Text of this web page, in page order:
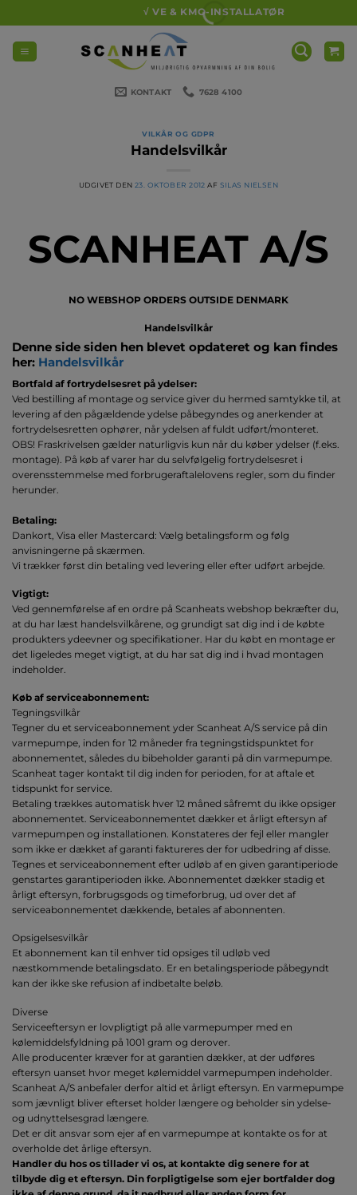
√ VE & KMO-INSTALLATØR
KONTAKT 7628 4100
VILKÅR OG GDPR
Handelsvilkår
UDGIVET DEN 23. OKTOBER 2012 AF SILAS NIELSEN
SCANHEAT A/S
NO WEBSHOP ORDERS OUTSIDE DENMARK
Handelsvilkår
Denne side siden hen blevet opdateret og kan findes
her: Handelsvilkår
Bortfald af fortrydelsesret på ydelser:
Ved bestilling af montage og service giver du hermed samtykke til, at
levering af den pågældende ydelse påbegyndes og anerkender at
fortrydelsesretten ophører, når ydelsen af fuldt udført/monteret.
OBS! Fraskrivelsen gælder naturligvis kun når du køber ydelser (f.eks.
montage). På køb af varer har du selvfølgelig fortrydelsesret i
overensstemmelse med forbrugeraftalelovens regler, som du finder
herunder.
Betaling:
Dankort, Visa eller Mastercard: Vælg betalingsform og følg
anvisningerne på skærmen.
Vi trækker først din betaling ved levering eller efter udført arbejde.
Vigtigt:
Ved gennemførelse af en ordre på Scanheats webshop bekræfter du,
at du har læst handelsvilkårene, og grundigt sat dig ind i de købte
produkters ydeevner og specifikationer. Har du købt en montage er
det ligeledes meget vigtigt, at du har sat dig ind i hvad montagen
indeholder.
Køb af serviceabonnement:
Tegningsvilkår
Tegner du et serviceabonnement yder Scanheat A/S service på din
varmepumpe, inden for 12 måneder fra tegningstidspunktet for
abonnementet, således du bibeholder garanti på din varmepumpe.
Scanheat tager kontakt til dig inden for perioden, for at aftale et
tidspunkt for service.
Betaling trækkes automatisk hver 12 måned såfremt du ikke opsiger
abonnementet. Serviceabonnementet dækker et årligt eftersyn af
varmepumpen og installationen. Konstateres der fejl eller mangler
som ikke er dækket af garanti faktureres der for udbedring af disse.
Tegnes et serviceabonnement efter udløb af en given garantiperiode
genstartes garantiperioden ikke. Abonnementet dækker stadig et
årligt eftersyn, forbrugsgods og timeforbrug, ud over det af
serviceabonnementet dækkende, betales af abonnenten.
Opsigelsesvilkår
Et abonnement kan til enhver tid opsiges til udløb ved
næstkommende betalingsdato. Er en betalingsperiode påbegyndt
kan der ikke ske refusion af indbetalte beløb.
Diverse
Serviceeftersyn er lovpligtigt på alle varmepumper med en
kølemiddelsfyldning på 1001 gram og derover.
Alle producenter kræver for at garantien dækker, at der udføres
eftersyn uanset hvor meget kølemiddel varmepumpen indeholder.
Scanheat A/S anbefaler derfor altid et årligt eftersyn. En varmepumpe
som jævnligt bliver efterset holder længere og beholder sin ydelse-
og udnyttelsesgrad længere.
Det er dit ansvar som ejer af en varmepumpe at kontakte os for at
overholde det årlige eftersyn.
Handler du hos os tillader vi os, at kontakte dig senere for at
tilbyde dig et eftersyn. Din forpligtigelse som ejer bortfalder dog